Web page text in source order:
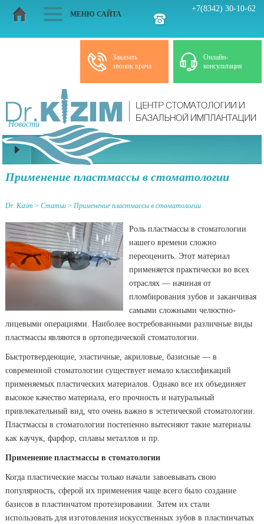
+7(8342) 30-10-62
МЕНЮ САЙТА
Онлайн-
консультация
Заказать
звонок врача
Новости
Статьи
Применение пластмассы в стоматологии
Dr. Kizim >Статьи >Применение пластмассы в стоматологии
Роль пластмассы в стоматологии
нашего времени сложно
переоценить. Этот материал
применяется практически во всех
отраслях — начиная от
пломбирования зубов и заканчивая
самыми сложными челюстно-
лицевыми операциями. Наиболее востребованными различные виды
пластмассы являются в ортопедической стоматологии.
Быстротвердеющие, эластичные, акриловые, базисные — в
современной стоматологии существует немало классификаций
применяемых пластических материалов. Однако все их объединяет
высокое качество материала, его прочность и натуральный
привлекательный вид, что очень важно в эстетической стоматологии.
Пластмассы в стоматологии постепенно вытесняют такие материалы
как каучук, фарфор, сплавы металлов и пр.
Применение пластмассы в стоматологии
Когда пластические массы только начали завоевывать свою
популярность, сферой их применения чаще всего было создание
базисов в пластинчатом протезировании. Затем их стали
использовать для изготовления искусственных зубов в пластинчатых